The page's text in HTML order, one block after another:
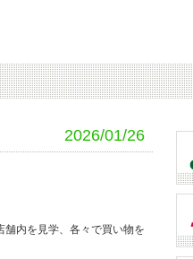
2026/01/26
内を見学、各々で買い物を